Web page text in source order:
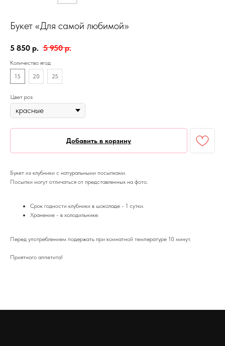
Букет «Для самой любимой»
5 850 р. 5 950 р.
Количество ягод
15
20 25
Цвет роз
Добавить в корзину
Букет из клубники с натуральными посыпками.
Посыпки могут отличаться от представленных на фото.
Срок годности клубники в шоколаде - 1 сутки.
Хранение - в холодильнике.
Перед употреблением подержать при комнатной температуре 10 минут.
Приятного аппетита!